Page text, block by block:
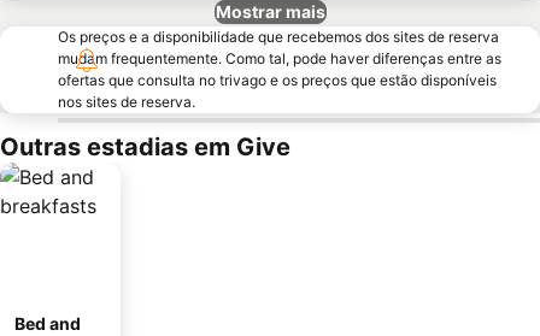
Mostrar mais
Os preços e a disponibilidade que recebemos dos sites de reserva
mudam frequentemente. Como tal, pode haver diferenças entre as
ofertas que consulta no trivago e os preços que estão disponíveis
nos sites de reserva.
Outras estadias em Give
Bed and